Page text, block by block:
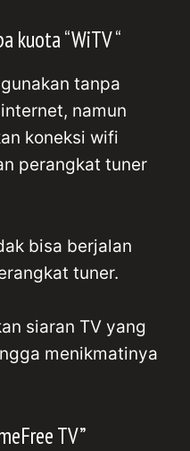
kuota “WiTV “
tanpa
namun
koneksi wifi
perangkat tuner
bisa berjalan
tuner.
siaran TV yang
menikmatinya
TV”